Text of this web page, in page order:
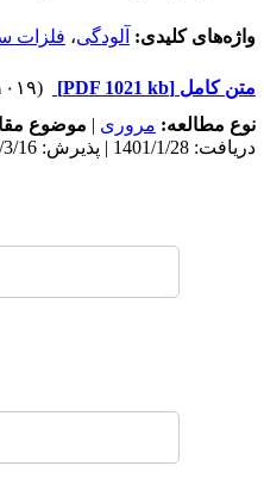
واژه‌های کلیدی: آلودگی، فلزات
متن کامل [PDF 1021 kb]
(۱۰۱۹ دریافت)
نوع مطالعه: مروری | موضوع
دریافت: 1401/1/28 | پذیرش: 1401/3/16 | انتشار: 1401/11/26